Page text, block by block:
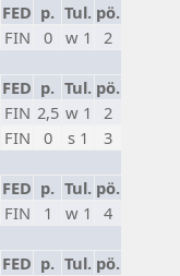
FED p. Tul. pö.
FIN 0 w 1
2
FED p. Tul. pö.
FIN 2,5 w 1
2
FIN 0 s 1
3
FED p. Tul. pö.
FIN 1 w 1
4
FED p. Tul. pö.